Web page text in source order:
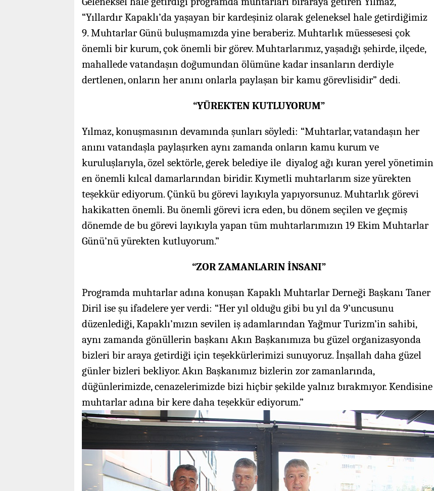
“Yıllardır Kapaklı’da yaşayan bir kardeşiniz olarak geleneksel hale getirdiğimiz
9. Muhtarlar Günü buluşmamızda yine beraberiz. Muhtarlık müessesesi çok
önemli bir kurum, çok önemli bir görev. Muhtarlarımız, yaşadığı şehirde, ilçede,
mahallede vatandaşın doğumundan ölümüne kadar insanların derdiyle
dertlenen, onların her anını onlarla paylaşan bir kamu görevlisidir” dedi.
“YÜREKTEN KUTLUYORUM”
Yılmaz, konuşmasının devamında şunları söyledi: “Muhtarlar, vatandaşın her
anını vatandaşla paylaşırken aynı zamanda onların kamu kurum ve
kuruluşlarıyla, özel sektörle, gerek belediye ile diyalog ağı kuran yerel yönetimin
en önemli kılcal damarlarından biridir. Kıymetli muhtarlarım size yürekten
teşekkür ediyorum. Çünkü bu görevi layıkıyla yapıyorsunuz. Muhtarlık görevi
hakikatten önemli. Bu önemli görevi icra eden, bu dönem seçilen ve geçmiş
dönemde de bu görevi layıkıyla yapan tüm muhtarlarımızın 19 Ekim Muhtarlar
Günü’nü yürekten kutluyorum.”
“ZOR ZAMANLARIN İNSANI”
Programda muhtarlar adına konuşan Kapaklı Muhtarlar Derneği Başkanı Taner
Diril ise şu ifadelere yer verdi: “Her yıl olduğu gibi bu yıl da 9’uncusunu
düzenlediği, Kapaklı’mızın sevilen iş adamlarından Yağmur Turizm’in sahibi,
aynı zamanda gönüllerin başkanı Akın Başkanımıza bu güzel organizasyonda
bizleri bir araya getirdiği için teşekkürlerimizi sunuyoruz. İnşallah daha güzel
günler bizleri bekliyor. Akın Başkanımız bizlerin zor zamanlarında,
düğünlerimizde, cenazelerimizde bizi hiçbir şekilde yalnız bırakmıyor. Kendisine
muhtarlar adına bir kere daha teşekkür ediyorum.”